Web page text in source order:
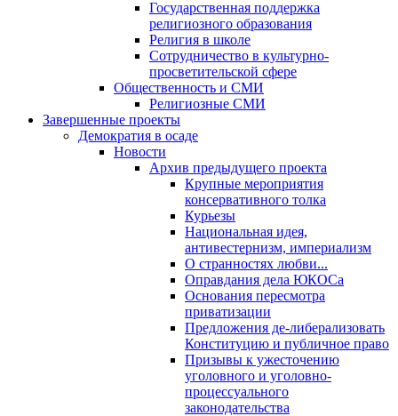
Государственная поддержка
религиозного образования
Религия в школе
Сотрудничество в культурно-
просветительской сфере
Общественность и СМИ
Религиозные СМИ
Завершенные проекты
Демократия в осаде
Новости
Архив предыдущего проекта
Крупные мероприятия
консервативного толка
Курьезы
Национальная идея,
антивестернизм, империализм
О странностях любви...
Оправдания дела ЮКОСа
Основания пересмотра
приватизации
Предложения де-либерализовать
Конституцию и публичное право
Призывы к ужесточению
уголовного и уголовно-
процессуального
законодательства